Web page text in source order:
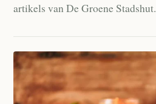
artikels van De Groene Stadshut.